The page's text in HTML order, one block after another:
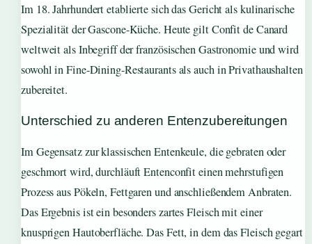
Im 18. Jahrhundert etablierte sich das Gericht als kulinarische
Spezialität der Gascone-Küche. Heute gilt Confit de Canard
weltweit als Inbegriff der französischen Gastronomie und wird
sowohl in Fine-Dining-Restaurants als auch in Privathaushalten
zubereitet.
Unterschied zu anderen Entenzubereitungen
Im Gegensatz zur klassischen Entenkeule, die gebraten oder
geschmort wird, durchläuft Entenconfit einen mehrstufigen
Prozess aus Pökeln, Fettgaren und anschließendem Anbraten.
Das Ergebnis ist ein besonders zartes Fleisch mit einer
knusprigen Hautoberfläche. Das Fett, in dem das Fleisch gegart